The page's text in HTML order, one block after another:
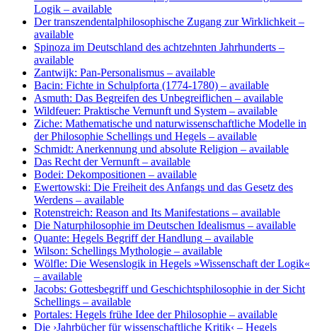
Logik – available
Der transzendentalphilosophische Zugang zur Wirklichkeit –
available
Spinoza im Deutschland des achtzehnten Jahrhunderts –
available
Zantwijk: Pan-Personalismus – available
Bacin: Fichte in Schulpforta (1774-1780) – available
Asmuth: Das Begreifen des Unbegreiflichen – available
Wildfeuer: Praktische Vernunft und System – available
Ziche: Mathematische und naturwissenschaftliche Modelle in
der Philosophie Schellings und Hegels – available
Schmidt: Anerkennung und absolute Religion – available
Das Recht der Vernunft – available
Bodei: Dekompositionen – available
Ewertowski: Die Freiheit des Anfangs und das Gesetz des
Werdens – available
Rotenstreich: Reason and Its Manifestations – available
Die Naturphilosophie im Deutschen Idealismus – available
Quante: Hegels Begriff der Handlung – available
Wilson: Schellings Mythologie – available
Wölfle: Die Wesenslogik in Hegels »Wissenschaft der Logik«
– available
Jacobs: Gottesbegriff und Geschichtsphilosophie in der Sicht
Schellings – available
Portales: Hegels frühe Idee der Philosophie – available
Die ›Jahrbücher für wissenschaftliche Kritik‹ – Hegels